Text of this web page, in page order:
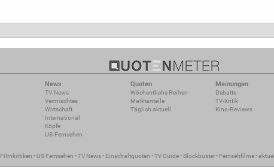
News
TV-News
Vermischtes
Wirtschaft
International
Köpfe
US-Fernsehen
Quoten
Wöchentliche Reihen
Marktanteile
Täglich aktuell
Meinungen
Debatte
TV-Kritik
Kino-Reviews
Filmkritiken • US Fernsehen •TV News • Einschaltquoten •TV Guide • Blockbuster • Fernsehfilme •